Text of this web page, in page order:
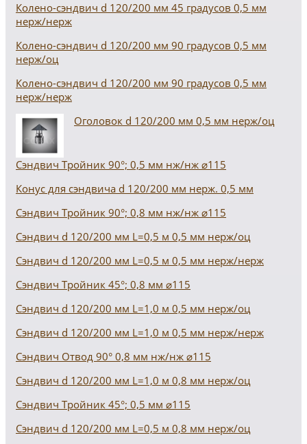
Колено-сэндвич d 120/200 мм 45 градусов 0,5 мм
нерж/нерж
Колено-сэндвич d 120/200 мм 90 градусов 0,5 мм
нерж/оц
Колено-сэндвич d 120/200 мм 90 градусов 0,5 мм
нерж/нерж
Оголовок d 120/200 мм 0,5 мм нерж/оц
Сэндвич Тройник 90°; 0,5 мм нж/нж ⌀115
Конус для сэндвича d 120/200 мм нерж. 0,5 мм
Сэндвич Тройник 90°; 0,8 мм нж/нж ⌀115
Сэндвич d 120/200 мм L=0,5 м 0,5 мм нерж/оц
Сэндвич d 120/200 мм L=0,5 м 0,5 мм нерж/нерж
Сэндвич Тройник 45°; 0,8 мм ⌀115
Сэндвич d 120/200 мм L=1,0 м 0,5 мм нерж/оц
Сэндвич d 120/200 мм L=1,0 м 0,5 мм нерж/нерж
Сэндвич Отвод 90° 0,8 мм нж/нж ⌀115
Сэндвич d 120/200 мм L=1,0 м 0,8 мм нерж/оц
Сэндвич Тройник 45°; 0,5 мм ⌀115
Сэндвич d 120/200 мм L=0,5 м 0,8 мм нерж/оц